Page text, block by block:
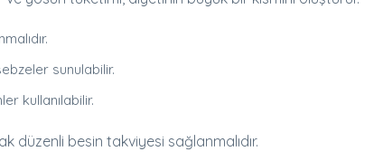
sunulabilir.
kullanılabilir.
düzenli besin takviyesi sağlanmalıdır.